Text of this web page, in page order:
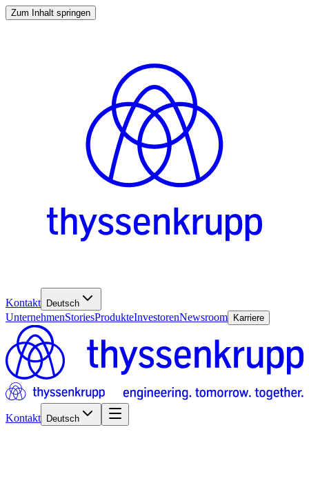
Zum Inhalt springen
Kontakt Deutsch
UnternehmenStoriesProdukteInvestorenNewsroom Karriere
Kontakt Deutsch